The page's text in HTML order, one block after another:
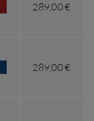
289,00 €
289,00 €